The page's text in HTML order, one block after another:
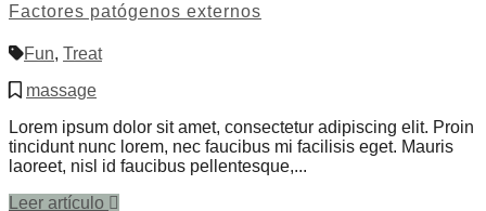
Factores patógenos externos
Fun, Treat
massage
Lorem ipsum dolor sit amet, consectetur adipiscing elit. Proin
tincidunt nunc lorem, nec faucibus mi facilisis eget. Mauris
laoreet, nisl id faucibus pellentesque,...
Leer artículo